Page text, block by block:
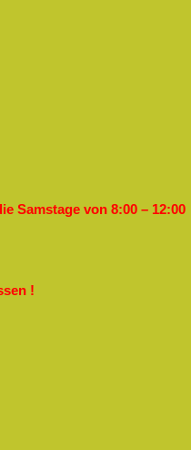
Samstage von 8:00 – 12:00
!